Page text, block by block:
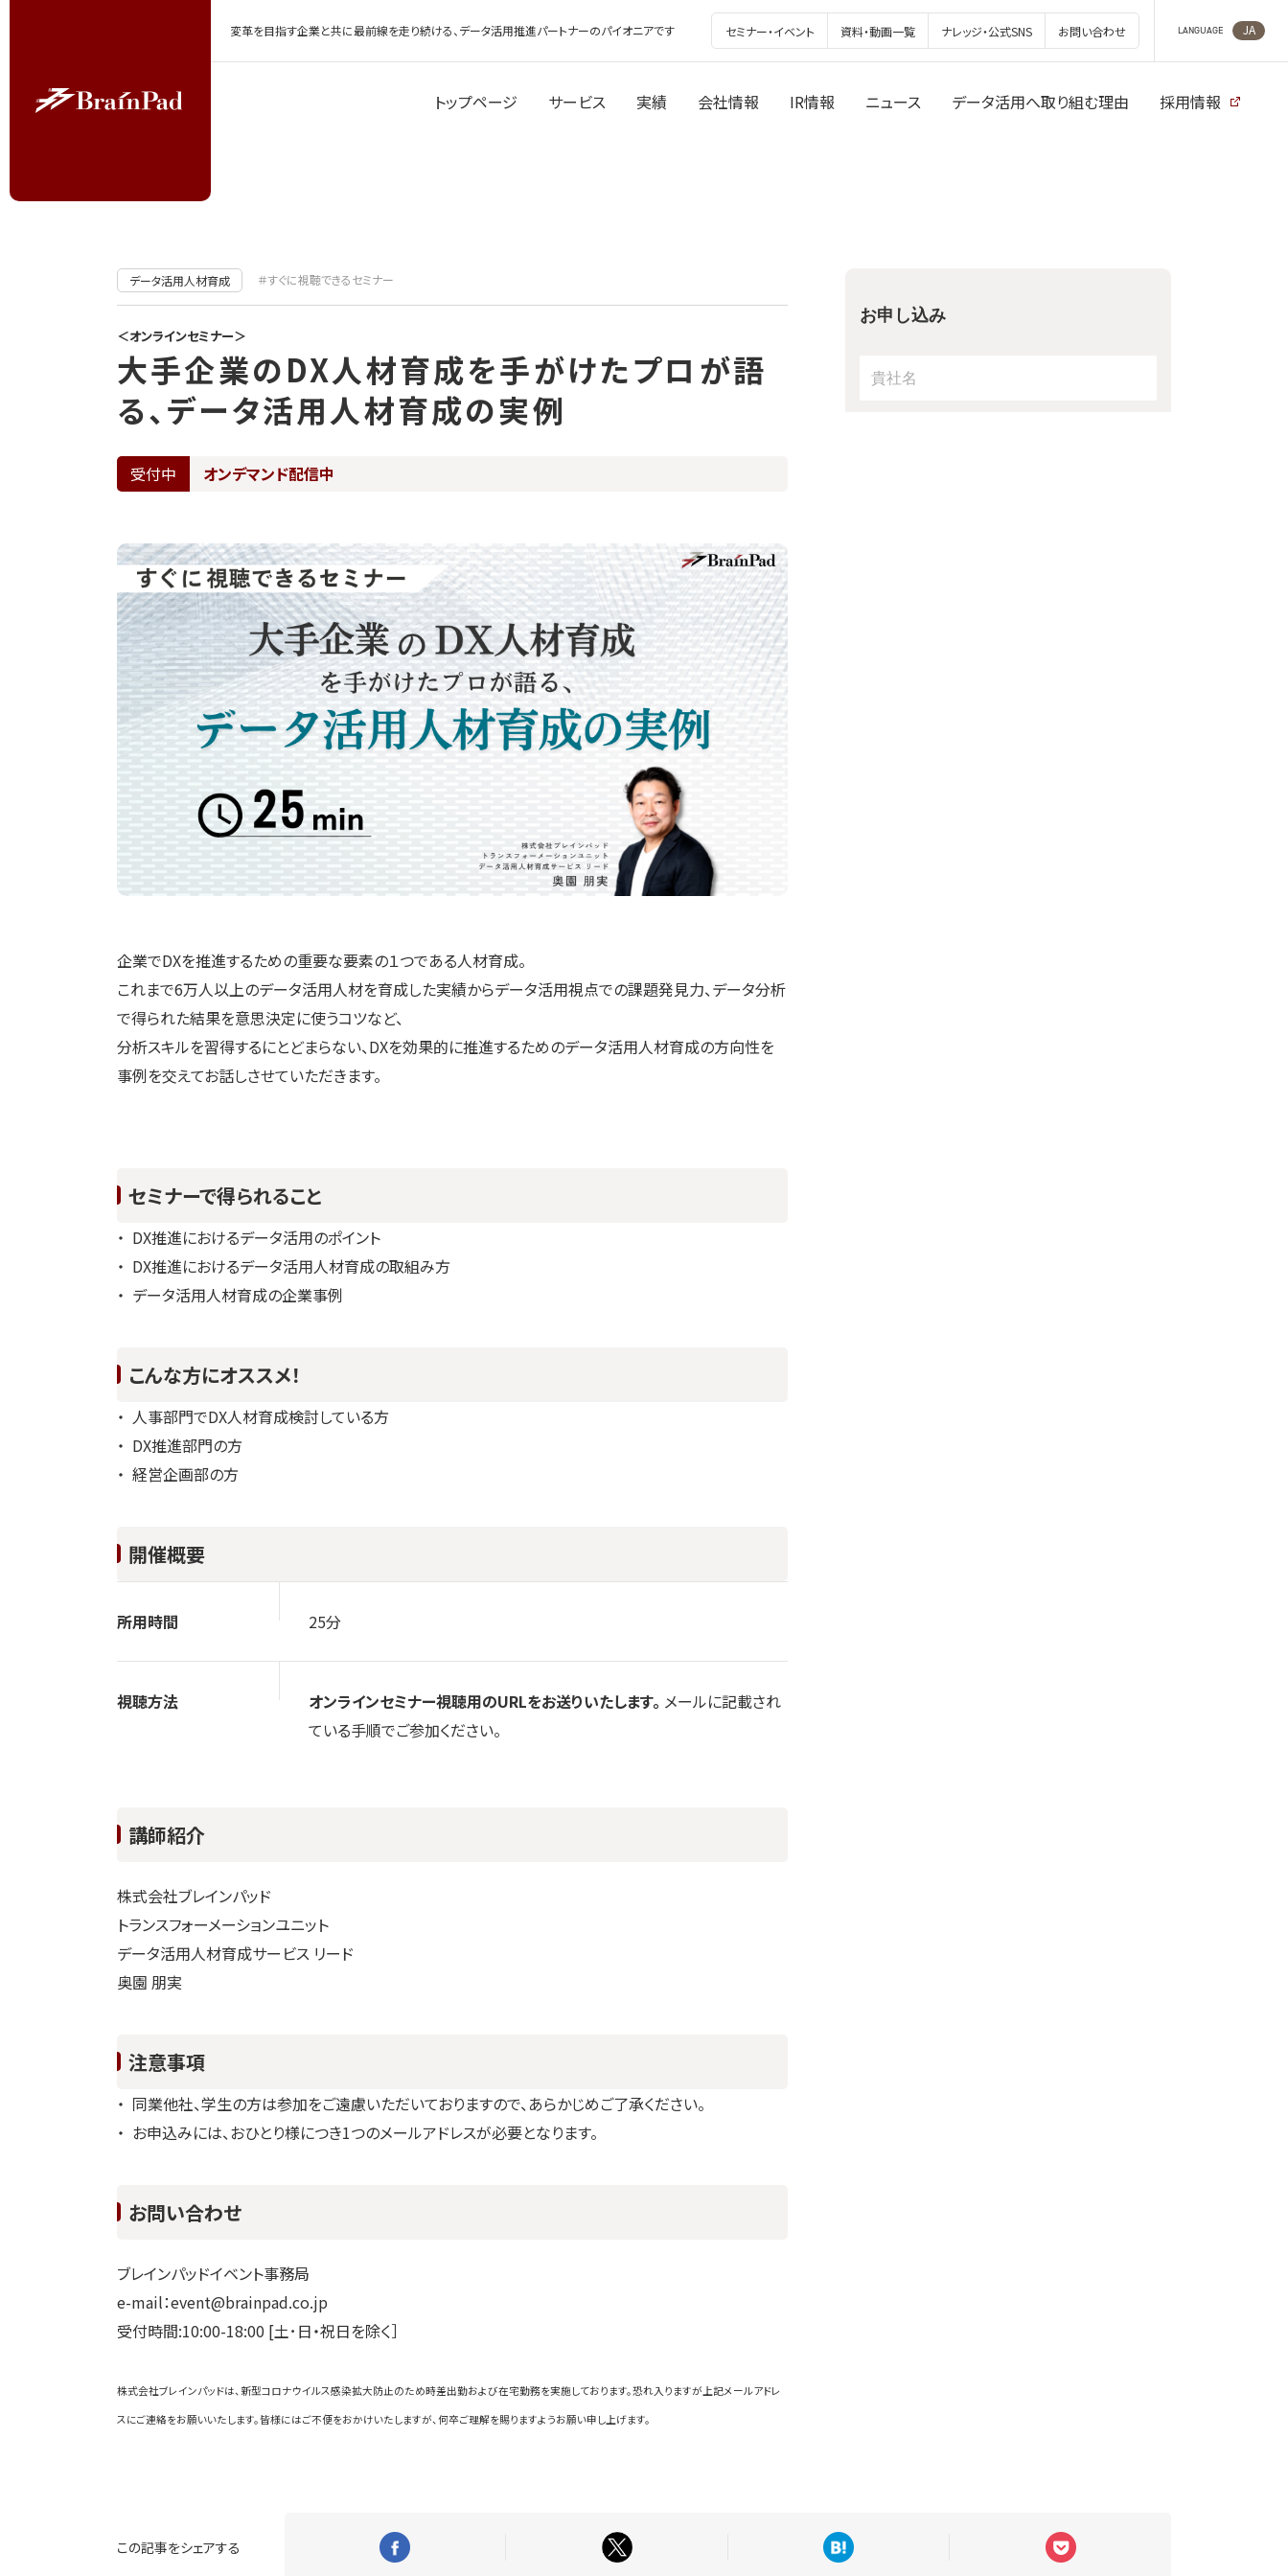
変革を目指す企業と共に最前線を走り続ける、データ活用推進パートナーのパイオニアです セミナー・イベント 資料・動画一覧 ナレッジ・公式SNS お問い合わせ LANGUAGE JA
トップページ サービス 実績 会社情報 IR情報 ニュース データ活用へ取り組む理由 採用情報
データ活用人材育成 ＃すぐに視聴できるセミナー
＜オンラインセミナー＞
大手企業のDX人材育成を手がけたプロが語
る、データ活用人材育成の実例
受付中 オンデマンド配信中
企業でDXを推進するための重要な要素の１つである人材育成。
これまで6万人以上のデータ活用人材を育成した実績からデータ活用視点での課題発見力、データ分析
で得られた結果を意思決定に使うコツなど、
分析スキルを習得するにとどまらない、DXを効果的に推進するためのデータ活用人材育成の方向性を
事例を交えてお話しさせていただきます。
セミナーで得られること
DX推進におけるデータ活用のポイント
DX推進におけるデータ活用人材育成の取組み方
データ活用人材育成の企業事例
こんな方にオススメ！
人事部門でDX人材育成検討している方
DX推進部門の方
経営企画部の方
開催概要
所用時間 25分
視聴方法 オンラインセミナー視聴用のURLをお送りいたします。 メールに記載され
ている手順でご参加ください。
講師紹介
株式会社ブレインパッド
トランスフォーメーションユニット
データ活用人材育成サービス リード
奥園 朋実
注意事項
同業他社、学生の方は参加をご遠慮いただいておりますので、あらかじめご了承ください。
お申込みには、おひとり様につき1つのメールアドレスが必要となります。
お問い合わせ
ブレインパッドイベント事務局
e-mail：event@brainpad.co.jp
受付時間:10:00-18:00 [土･日・祝日を除く］
株式会社ブレインパッドは、新型コロナウイルス感染拡大防止のため時差出勤および在宅勤務を実施しております。恐れ入りますが上記メールアドレ
スにご連絡をお願いいたします。皆様にはご不便をおかけいたしますが、何卒ご理解を賜りますようお願い申し上げます。
この記事をシェアする